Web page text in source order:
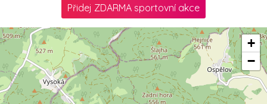
Přidej ZDARMA sportovní akce
+
−